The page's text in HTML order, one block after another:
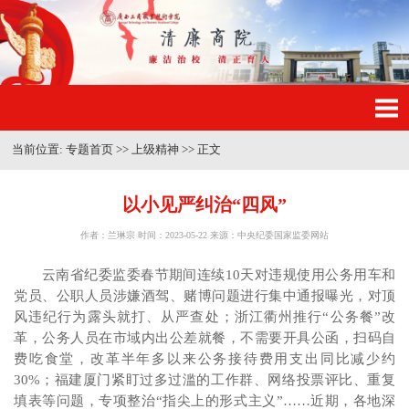
当前位置: 专题首页 >> 上级精神 >> 正文
以小见严纠治“四风”
作者：兰琳宗 时间：2023-05-22 来源：中央纪委国家监委网站
云南省纪委监委春节期间连续10天对违规使用公务用车和
党员、公职人员涉嫌酒驾、赌博问题进行集中通报曝光，对顶
风违纪行为露头就打、从严查处；浙江衢州推行“公务餐”改
革，公务人员在市域内出公差就餐，不需要开具公函，扫码自
费吃食堂，改革半年多以来公务接待费用支出同比减少约
30%；福建厦门紧盯过多过滥的工作群、网络投票评比、重复
填表等问题，专项整治“指尖上的形式主义”……近期，各地深